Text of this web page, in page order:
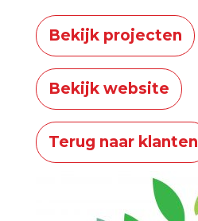
Bekijk projecten
Bekijk website
Terug naar klanten